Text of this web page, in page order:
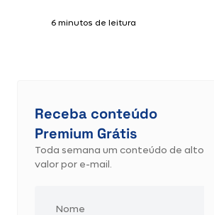
6 minutos de leitura
Receba conteúdo
Premium Grátis
Toda semana um conteúdo de alto
valor por e-mail.